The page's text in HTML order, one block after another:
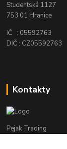
Studentská 1127
753 01 Hranice
IČ : 05592763
DIČ : CZ05592763
Kontakty
Pejak Trading